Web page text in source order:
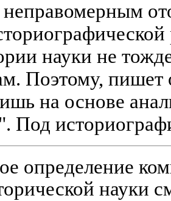
науки не
Поэтому, пишет
на основе
Под
определение
науки